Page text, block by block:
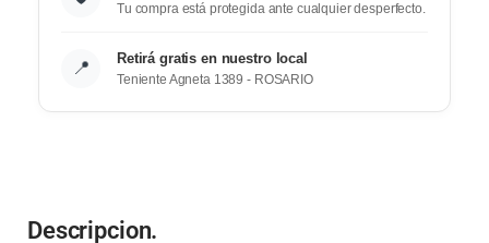
Tu compra está protegida ante cualquier desperfecto.
📍 Retirá gratis en nuestro local
Teniente Agneta 1389 - ROSARIO
Descripcion.